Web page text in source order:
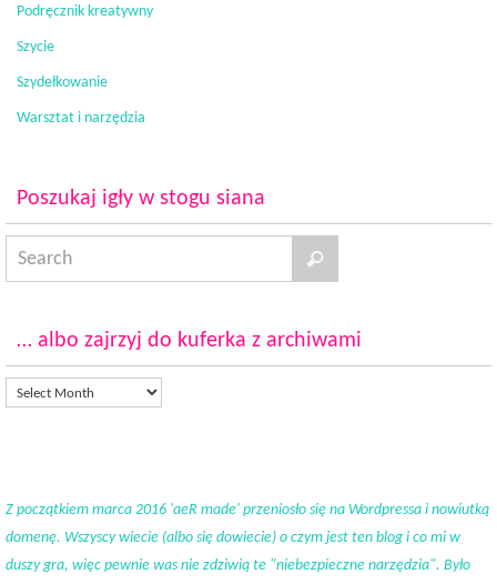
Podręcznik kreatywny
Szycie
Szydełkowanie
Warsztat i narzędzia
Poszukaj igły w stogu siana
… albo zajrzyj do kuferka z archiwami
Z początkiem marca 2016 'aeR made' przeniosło się na Wordpressa i nowiutką
domenę. Wszyscy wiecie (albo się dowiecie) o czym jest ten blog i co mi w
duszy gra, więc pewnie was nie zdziwią te "niebezpieczne narzędzia". Było